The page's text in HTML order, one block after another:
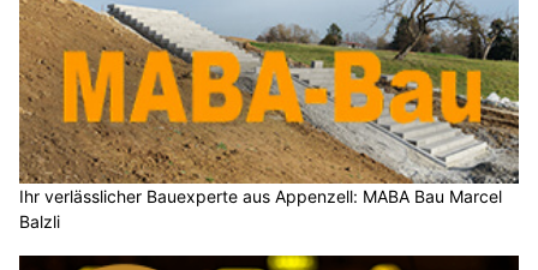
Ihr verlässlicher Bauexperte aus Appenzell: MABA Bau Marcel
Balzli